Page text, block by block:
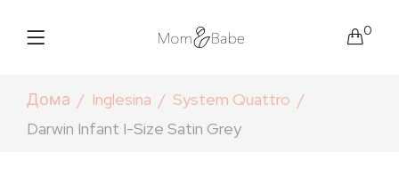
0
Дома Inglesina
System Quattro
Darwin Infant I-Size Satin Grey